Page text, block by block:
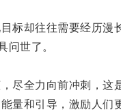
却往往需要经历漫
世了。
全力向前冲刺，这
和引导，激励人们